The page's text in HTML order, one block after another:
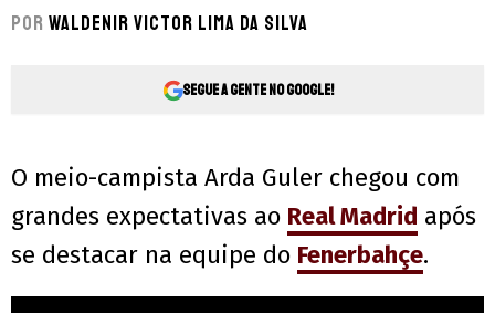
Por Waldenir Victor Lima Da Silva
Segue a gente no Google!
O meio-campista Arda Guler chegou com
grandes expectativas ao Real Madrid após
se destacar na equipe do Fenerbahçe.